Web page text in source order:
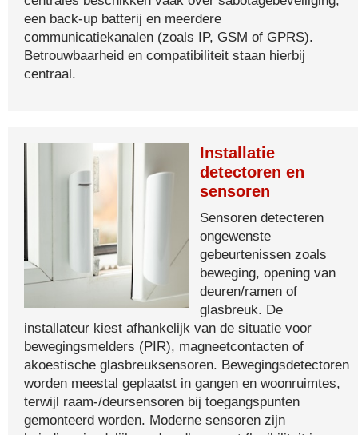
een back-up batterij en meerdere
communicatiekanalen (zoals IP, GSM of GPRS).
Betrouwbaarheid en compatibiliteit staan hierbij
centraal.
Installatie
detectoren en
sensoren
Sensoren detecteren
ongewenste
gebeurtenissen zoals
beweging, opening van
deuren/ramen of
glasbreuk. De
installateur kiest afhankelijk van de situatie voor
bewegingsmelders (PIR), magneetcontacten of
akoestische glasbreuksensoren. Bewegingsdetectoren
worden meestal geplaatst in gangen en woonruimtes,
terwijl raam-/deursensoren bij toegangspunten
gemonteerd worden. Moderne sensoren zijn